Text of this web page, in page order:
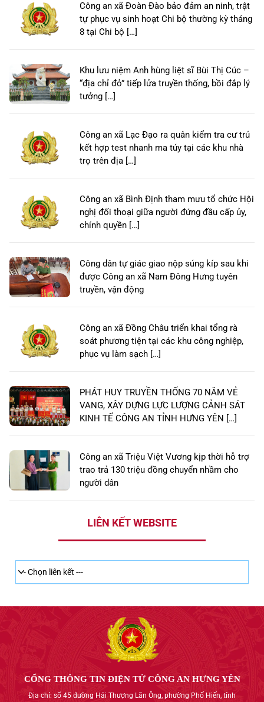
Công an xã Đoàn Đào bảo đảm an ninh, trật
tự phục vụ sinh hoạt Chi bộ thường kỳ tháng
8 tại Chi bộ […]
Khu lưu niệm Anh hùng liệt sĩ Bùi Thị Cúc –
“địa chỉ đỏ” tiếp lửa truyền thống, bồi đắp lý
tưởng […]
Công an xã Lạc Đạo ra quân kiểm tra cư trú
kết hợp test nhanh ma túy tại các khu nhà
trọ trên địa […]
Công an xã Bình Định tham mưu tổ chức Hội
nghị đối thoại giữa người đứng đầu cấp ủy,
chính quyền […]
Công dân tự giác giao nộp súng kíp sau khi
được Công an xã Nam Đông Hưng tuyên
truyền, vận động
Công an xã Đồng Châu triển khai tổng rà
soát phương tiện tại các khu công nghiệp,
phục vụ làm sạch […]
PHÁT HUY TRUYỀN THỐNG 70 NĂM VẺ
VANG, XÂY DỰNG LỰC LƯỢNG CẢNH SÁT
KINH TẾ CÔNG AN TỈNH HƯNG YÊN […]
Công an xã Triệu Việt Vương kịp thời hỗ trợ
trao trả 130 triệu đồng chuyển nhầm cho
người dân
LIÊN KẾT WEBSITE
CỔNG THÔNG TIN ĐIỆN TỬ CÔNG AN HƯNG YÊN
Địa chỉ: số 45 đường Hải Thượng Lãn Ông, phường Phố Hiến, tỉnh